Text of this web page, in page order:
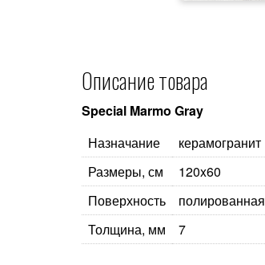
Описание товара
Special Marmo Gray
Назначание
керамогранит
Размеры, см
120x60
Поверхность
полированная
Толщина, мм
7